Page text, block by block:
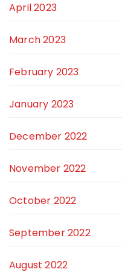
April 2023
March 2023
February 2023
January 2023
December 2022
November 2022
October 2022
September 2022
August 2022